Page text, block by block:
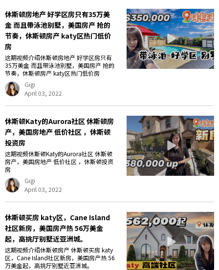
休斯顿房地产 好学区房只有35万美
金 而且带泳池别墅，美国房产 抢的
节奏，休斯顿房产 katy区热门低价
房
这期视频介绍休斯顿房地产 好学区房只有
35万美金 而且带泳池别墅，美国房产 抢的
节奏，休斯顿房产 katy区热门低价房
Gigi
April 03, 2022
休斯顿Katy的Aurora社区 休斯顿房
产，美国房地产 低价社区 ，休斯顿
投资房
这期视频休斯顿Katy的Aurora社区 休斯顿
房产，美国房地产 低价社区 ，休斯顿投资
房
Gigi
April 03, 2022
休斯顿买房 katy区，Cane Island
社区新房，美国房产热 56万美金
起，高挑厅别墅近亚洲城。
这期视频介绍休斯顿房产 休斯顿买房 katy
区，Cane Island社区新房，美国房产热 56
万美金起，高挑厅别墅近亚洲城。